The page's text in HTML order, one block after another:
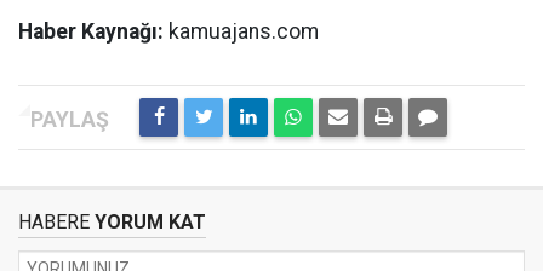
Haber Kaynağı: kamuajans.com
HABERE YORUM KAT